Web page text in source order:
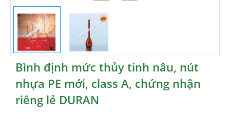
Bình định mức thủy tinh nâu, nút
nhựa PE mới, class A, chứng nhận
riêng lẻ DURAN